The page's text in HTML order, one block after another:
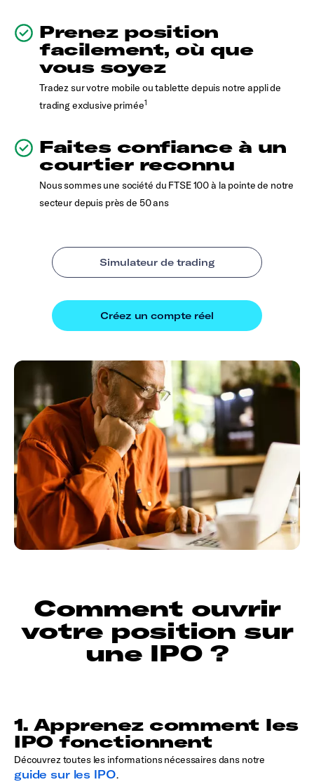
Prenez position
facilement, où que
vous soyez
Tradez sur votre mobile ou tablette depuis notre appli de
trading exclusive primée1
Faites confiance à un
courtier reconnu
Nous sommes une société du FTSE 100 à la pointe de notre
secteur depuis près de 50 ans
Comment ouvrir
votre position sur
une IPO ?
1. Apprenez comment les
IPO fonctionnent
Découvrez toutes les informations nécessaires dans notre
guide sur les IPO.